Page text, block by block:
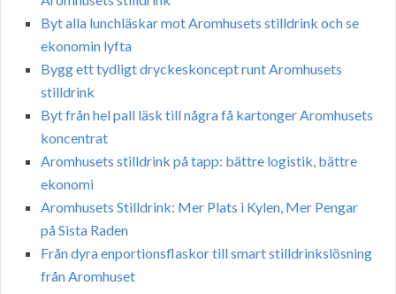
Byt alla lunchläskar mot Aromhusets stilldrink och se
ekonomin lyfta
Bygg ett tydligt dryckeskoncept runt Aromhusets
stilldrink
Byt från hel pall läsk till några få kartonger Aromhusets
koncentrat
Aromhusets stilldrink på tapp: bättre logistik, bättre
ekonomi
Aromhusets Stilldrink: Mer Plats i Kylen, Mer Pengar
på Sista Raden
Från dyra enportionsflaskor till smart stilldrinkslösning
från Aromhuset